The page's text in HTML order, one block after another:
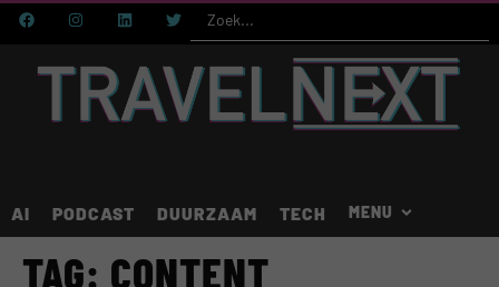
AI PODCAST DUURZAAM TECH
TAG: CONTENT